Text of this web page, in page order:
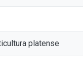
platense